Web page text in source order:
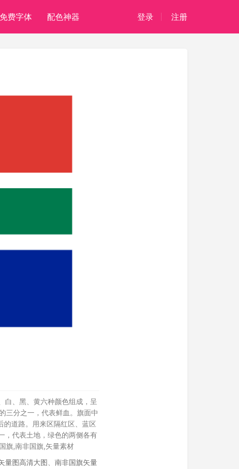
免费字体 配色神器 登录 注册
白、黑、黄六种颜色组成，呈
三分之一，代表鲜血。旗面中
的道路。用来区隔红区、蓝区
，代表土地，绿色的两侧各有
旗,南非国旗,矢量素材
量图高清大图
南非国旗矢量